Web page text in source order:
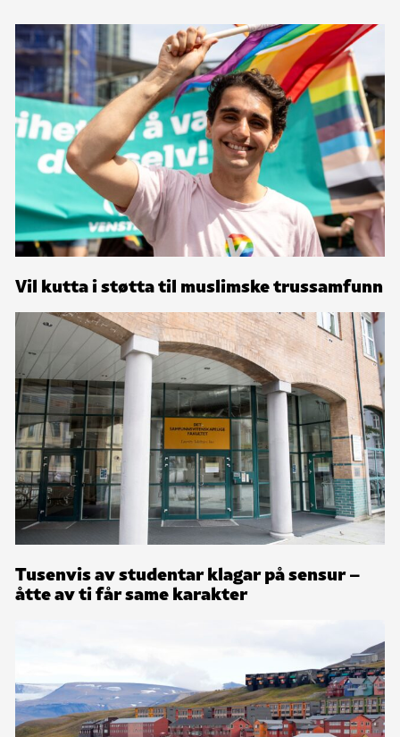
Vil kutta i støtta til muslimske trussamfunn
Tusenvis av studentar klagar på sensur –
åtte av ti får same karakter